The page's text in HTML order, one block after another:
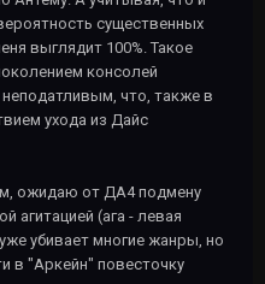
существенных
выглядит 100%. Такое
консолей
что, также в
ухода из Дайс
ожидаю от ДА4 подмену
агитацией (ага - левая
убивает многие жанры, но
в "Аркейн" повесточку